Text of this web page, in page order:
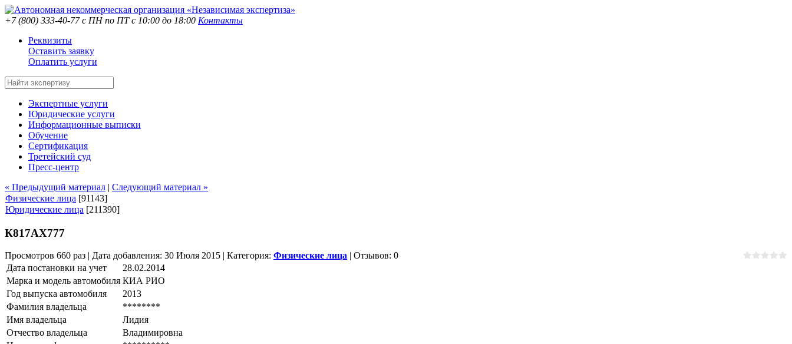
+7 (800) 333-40-77с ПН по ПТ с 10:00 до 18:00 Контакты
Реквизиты
Оставить заявку
Оплатить услуги
Экспертные услуги
Юридические услуги
Информационные выписки
Обучение
Сертификация
Третейский суд
Пресс-центр
« Предыдущий материал | Следующий материал »
Физические лица [91143]
Юридические лица [211390]
К817АХ777
Просмотров 660 раз | Дата добавления: 30 Июля 2015 | Категория: Физические лица | Отзывов: 0
Дата постановки на учет
28.02.2014
Марка и модель автомобиля КИА РИО
Год выпуска автомобиля
2013
Фамилия владельца
********
Имя владельца
Лидия
Отчество владельца
Владимировна